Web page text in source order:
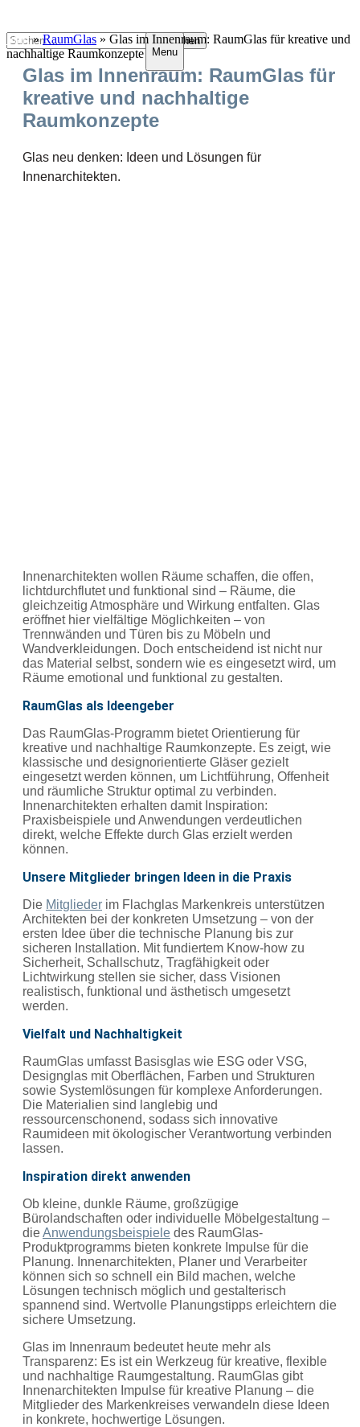
Zum
Inhalt
springen
Suchen
nach:
Menu
Start»RaumGlas » Glas im Innenraum: RaumGlas für kreative und
nachhaltige Raumkonzepte
Glas im Innenraum: RaumGlas für
kreative und nachhaltige
Raumkonzepte
Glas neu denken: Ideen und Lösungen für
Innenarchitekten.
Innenarchitekten wollen Räume schaffen, die offen,
lichtdurchflutet und funktional sind – Räume, die
gleichzeitig Atmosphäre und Wirkung entfalten. Glas
eröffnet hier vielfältige Möglichkeiten – von
Trennwänden und Türen bis zu Möbeln und
Wandverkleidungen. Doch entscheidend ist nicht nur
das Material selbst, sondern wie es eingesetzt wird, um
Räume emotional und funktional zu gestalten.
RaumGlas als Ideengeber
Das RaumGlas-Programm bietet Orientierung für
kreative und nachhaltige Raumkonzepte. Es zeigt, wie
klassische und designorientierte Gläser gezielt
eingesetzt werden können, um Lichtführung, Offenheit
und räumliche Struktur optimal zu verbinden.
Innenarchitekten erhalten damit Inspiration:
Praxisbeispiele und Anwendungen verdeutlichen
direkt, welche Effekte durch Glas erzielt werden
können.
Unsere Mitglieder bringen Ideen in die Praxis
Die Mitg ieder im Flachglas Markenkreis unterstützen
Architekten bei der konkreten Umsetzung – von der
ersten Idee über die technische Planung bis zur
sicheren Installation. Mit fundiertem Know-how zu
Sicherheit, Schallschutz, Tragfähigkeit oder
Lichtwirkung stellen sie sicher, dass Visionen
realistisch, funktional und ästhetisch umgesetzt
werden.
Vielfalt und Nachhaltigkeit
RaumGlas umfasst Basisglas wie ESG oder VSG,
Designglas mit Oberflächen, Farben und Strukturen
sowie Systemlösungen für komplexe Anforderungen.
Die Materialien sind langlebig und
ressourcenschonend, sodass sich innovative
Raumideen mit ökologischer Verantwortung verbinden
lassen.
Inspiration direkt anwenden
Ob kleine, dunkle Räume, großzügige
Bürolandschaften oder individuelle Möbelgestaltung –
dieAnwendungsbeispiele des RaumGlas-
Produktprogramms bieten konkrete Impulse für die
Planung. Innenarchitekten, Planer und Verarbeiter
können sich so schnell ein Bild machen, welche
Lösungen technisch möglich und gestalterisch
spannend sind. Wertvolle Planungstipps erleichtern die
sichere Umsetzung.
Glas im Innenraum bedeutet heute mehr als
Transparenz: Es ist ein Werkzeug für kreative, flexible
und nachhaltige Raumgestaltung. RaumGlas gibt
Innenarchitekten Impulse für kreative Planung – die
Mitglieder des Markenkreises verwandeln diese Ideen
in konkrete, hochwertige Lösungen.